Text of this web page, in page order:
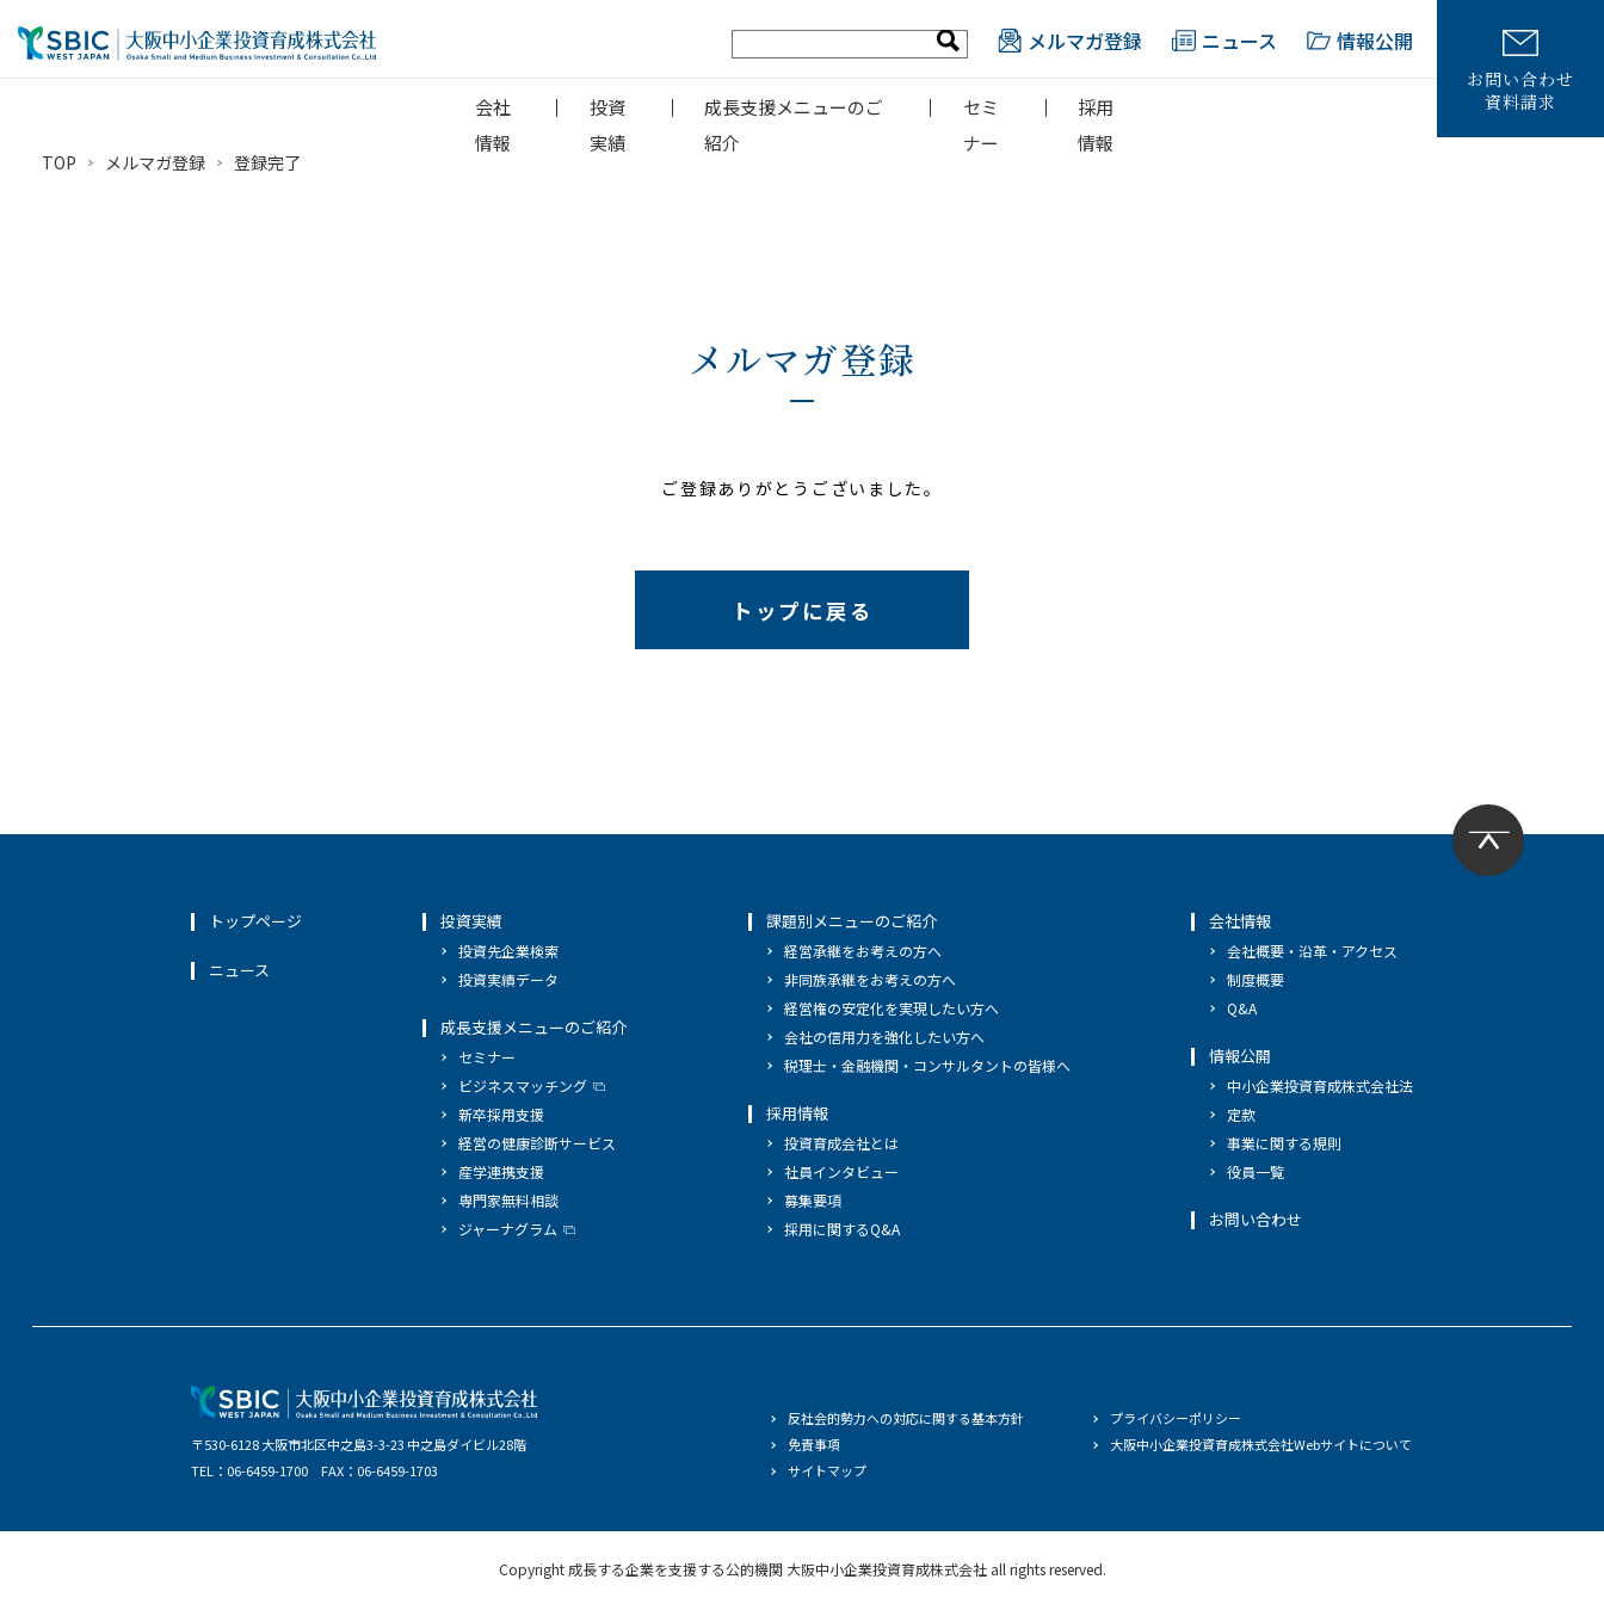
メルマガ登録 ニュース 情報公開
会社
情報
投資
実績
成長支援メニューのご
紹介
セミ
ナー
採用
情報
お問い合わせ
資料請求
TOP メルマガ登録 登録完了
メルマガ登録
ご登録ありがとうございました。
トップに戻る
トップページ
ニュース
投資実績
投資先企業検索
投資実績データ
成長支援メニューのご紹介
セミナー
ビジネスマッチング
新卒採用支援
経営の健康診断サービス
産学連携支援
専門家無料相談
ジャーナグラム
課題別メニューのご紹介
経営承継をお考えの方へ
非同族承継をお考えの方へ
経営権の安定化を実現したい方へ
会社の信用力を強化したい方へ
税理士・金融機関・コンサルタントの皆様へ
採用情報
投資育成会社とは
社員インタビュー
募集要項
採用に関するQ&A
会社情報
会社概要・沿革・アクセス
制度概要
Q&A
情報公開
中小企業投資育成株式会社法
定款
事業に関する規則
役員一覧
お問い合わせ
〒530-6128 大阪市北区中之島3-3-23 中之島ダイビル28階
TEL：06-6459-1700 FAX：06-6459-1703
反社会的勢力への対応に関する基本方針
プライバシーポリシー
免責事項
大阪中小企業投資育成株式会社Webサイトについて
サイトマップ
Copyright 成長する企業を支援する公的機関 大阪中小企業投資育成株式会社all rights reserved.